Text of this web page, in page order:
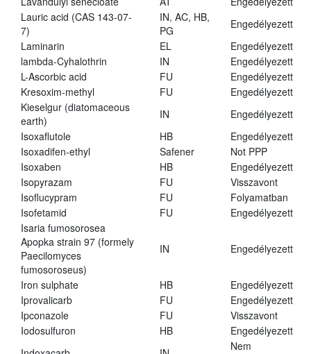
Lauric acid (CAS 143-07-
7)
IN, AC, HB,
PG
Engedélyezett
Laminarin
EL
Engedélyezett
lambda-Cyhalothrin
IN
Engedélyezett
L-Ascorbic acid
FU
Engedélyezett
Kresoxim-methyl
FU
Engedélyezett
Kieselgur (diatomaceous
earth)
IN
Engedélyezett
Isoxaflutole
HB
Engedélyezett
Isoxadifen-ethyl
Safener
Not PPP
Isoxaben
HB
Engedélyezett
Isopyrazam
FU
Visszavont
Isoflucypram
FU
Folyamatban
Isofetamid
FU
Engedélyezett
Isaria fumosorosea
Apopka strain 97 (formely
Paecilomyces
fumosoroseus)
IN Engedélyezett
Iron sulphate HB
Engedélyezett
Iprovalicarb
FU
Engedélyezett
Ipconazole
FU
Visszavont
Iodosulfuron
HB
Engedélyezett
Nem